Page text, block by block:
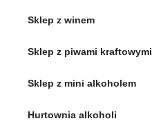
Sklep z winem
Sklep z piwami kraftowymi
Sklep z mini alkoholem
Hurtownia alkoholi